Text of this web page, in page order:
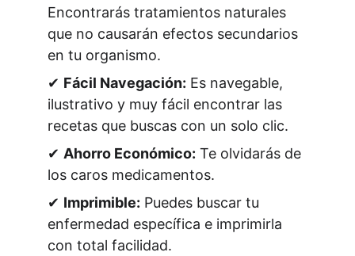
Encontrarás tratamientos naturales
que no causarán efectos secundarios
en tu organismo.
✔ Fácil Navegación: Es navegable,
ilustrativo y muy fácil encontrar las
recetas que buscas con un solo clic.
✔ Ahorro Económico: Te olvidarás de
los caros medicamentos.
✔ Imprimible: Puedes buscar tu
enfermedad específica e imprimirla
con total facilidad.